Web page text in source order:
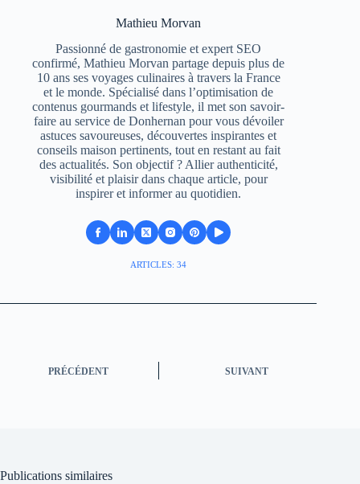
Mathieu Morvan
Passionné de gastronomie et expert SEO
confirmé, Mathieu Morvan partage depuis plus de
10 ans ses voyages culinaires à travers la France
et le monde. Spécialisé dans l’optimisation de
contenus gourmands et lifestyle, il met son savoir-
faire au service de Donhernan pour vous dévoiler
astuces savoureuses, découvertes inspirantes et
conseils maison pertinents, tout en restant au fait
des actualités. Son objectif ? Allier authenticité,
visibilité et plaisir dans chaque article, pour
inspirer et informer au quotidien.
ARTICLES: 34
PRÉCÉDENT SUIVANT
Publications similaires